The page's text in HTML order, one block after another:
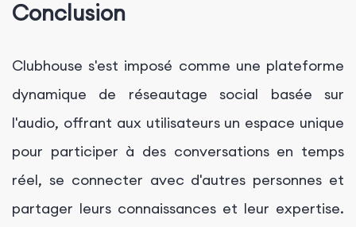
Conclusion
Clubhouse s'est imposé comme une plateforme
dynamique de réseautage social basée sur
l'audio, offrant aux utilisateurs un espace unique
pour participer à des conversations en temps
réel, se connecter avec d'autres personnes et
partager leurs connaissances et leur expertise.